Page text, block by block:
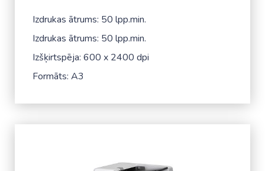
Izdrukas ātrums: 50 lpp.min.
Izdrukas ātrums: 50 lpp.min.
Izšķirtspēja: 600 x 2400 dpi
Formāts: A3